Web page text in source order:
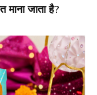
जाता है?